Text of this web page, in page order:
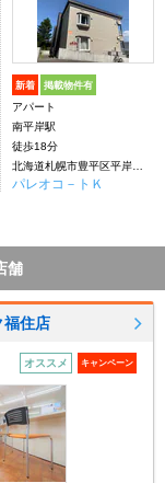
新着 掲載物件有
アパート
南平岸駅
徒歩18分
パレオコ－トＫ
舗
福住店
オススメ キャンペーン